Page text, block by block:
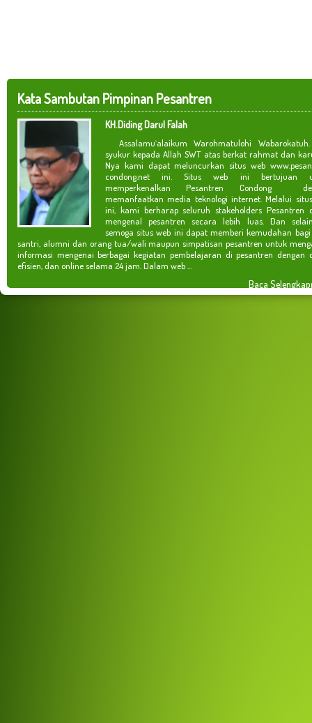
Kata Sambutan Pimpinan Pesantren
KH.Diding Darul Falah
Assalamu`alaikum Warohmatulohi
syukur kepada Allah SWT atas berkat rahmat dan
Nya kami dapat meluncurkan situs web
condong.net ini. Situs web ini bertujuan
memperkenalkan Pesantren Condong
memanfaatkan media teknologi internet. Melalui
ini, kami berharap seluruh stakeholders Pesantren
mengenal pesantren secara lebih luas. Dan
semoga situs web ini dapat memberi kemudahan
santri, alumni dan orang tua/wali maupun simpatisan pesantren untuk
informasi mengenai berbagai kegiatan pembelajaran di pesantren dengan
efisien, dan online selama 24 jam. Dalam web ...
Baca